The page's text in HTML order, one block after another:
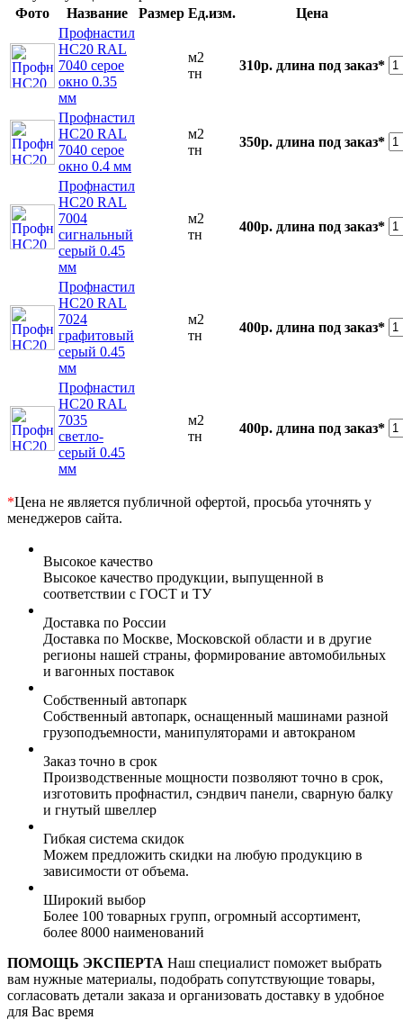
Фото
Название Размер Ед.изм.
Цена
Профнастил
НС20 RAL
7040 серое
окно 0.35
мм
м2
тн
310р. длина под заказ*
Профнастил
НС20 RAL
7040 серое
окно 0.4 мм
м2
тн
350р. длина под заказ*
Профнастил
НС20 RAL
7004
сигнальный
серый 0.45
мм
м2
тн
400р. длина под заказ*
Профнастил
НС20 RAL
7024
графитовый
серый 0.45
мм
м2
тн
400р. длина под заказ*
Профнастил
НС20 RAL
7035
светло-
серый 0.45
мм
м2
тн
400р. длина под заказ*
*Цена не является публичной офертой, просьба уточнять у
менеджеров сайта.
Высокое качество
Высокое качество продукции, выпущенной в
соответствии с ГОСТ и ТУ
Доставка по России
Доставка по Москве, Московской области и в другие
регионы нашей страны, формирование автомобильных
и вагонных поставок
Собственный автопарк
Собственный автопарк, оснащенный машинами разной
грузоподъемности, манипуляторами и автокраном
Заказ точно в срок
Производственные мощности позволяют точно в срок,
изготовить профнастил, сэндвич панели, сварную балку
и гнутый швеллер
Гибкая система скидок
Можем предложить скидки на любую продукцию в
зависимости от объема.
Широкий выбор
Более 100 товарных групп, огромный ассортимент,
более 8000 наименований
ПОМОЩЬ ЭКСПЕРТА Наш специалист поможет выбрать
вам нужные материалы, подобрать сопутствующие товары,
согласовать детали заказа и организовать доставку в удобное
для Вас время